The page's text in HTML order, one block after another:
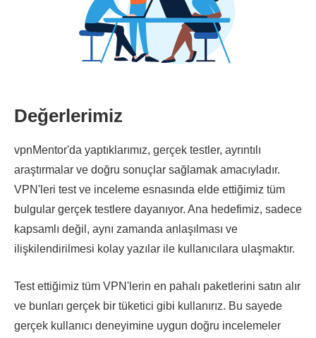
Değerlerimiz
vpnMentor'da yaptıklarımız, gerçek testler, ayrıntılı
araştırmalar ve doğru sonuçlar sağlamak amacıyladır.
VPN'leri test ve inceleme esnasında elde ettiğimiz tüm
bulgular gerçek testlere dayanıyor. Ana hedefimiz, sadece
kapsamlı değil, aynı zamanda anlaşılması ve
ilişkilendirilmesi kolay yazılar ile kullanıcılara ulaşmaktır.
Test ettiğimiz tüm VPN'lerin en pahalı paketlerini satın alır
ve bunları gerçek bir tüketici gibi kullanırız. Bu sayede
gerçek kullanıcı deneyimine uygun doğru incelemeler